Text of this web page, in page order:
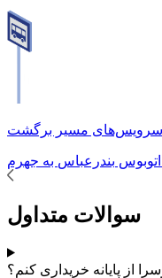
سرویس‌های مسیر برگشت
بندرعباس به جهرم
سوالات متداول
را از پایانه خریداری کنم؟